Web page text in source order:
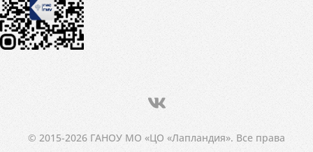
© 2015-2026 ГАНОУ МО «ЦО «Лапландия». Все права